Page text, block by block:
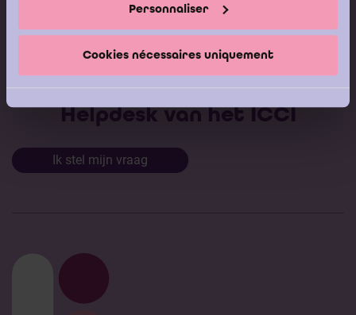
Personnaliser
Cookies nécessaires uniquement
Boeken
Helpdesk van het ICCI
Ik stel mijn vraag